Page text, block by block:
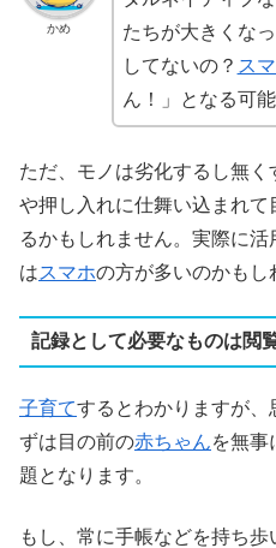
かめ
たちが大きくな
してないの？ ス
ん！」となる可
ただ、モノは劣化するし無
や押し入れに仕舞い込まれ
るかもしれません。実際に
はスマホの方が多いのかもし
記録として必要なものは閲
子育てするとわかりますが、
ずは目の前の赤ちゃんを無事
題となります。
もし、常に手帳などを持ち